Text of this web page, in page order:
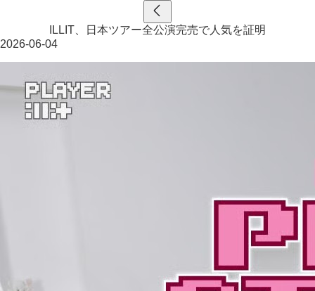
ILLIT、日本ツアー全公演完売で人気を証明
2026-06-04